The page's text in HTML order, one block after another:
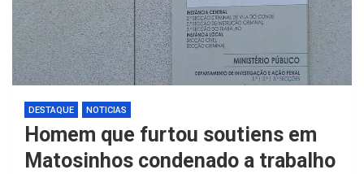
DESTAQUE NOTICIAS
Homem que furtou soutiens em
Matosinhos condenado a trabalho